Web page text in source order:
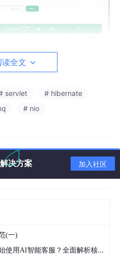
读全文
servlet
# hibernate
# nio
决方案 加入社区
(一)
AI智能客服？全面解析核心优势